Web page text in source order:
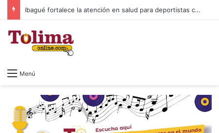
Ibagué fortalece la atención en salud para deportistas con nuevo espacio en el Parque Deportivo
Menú